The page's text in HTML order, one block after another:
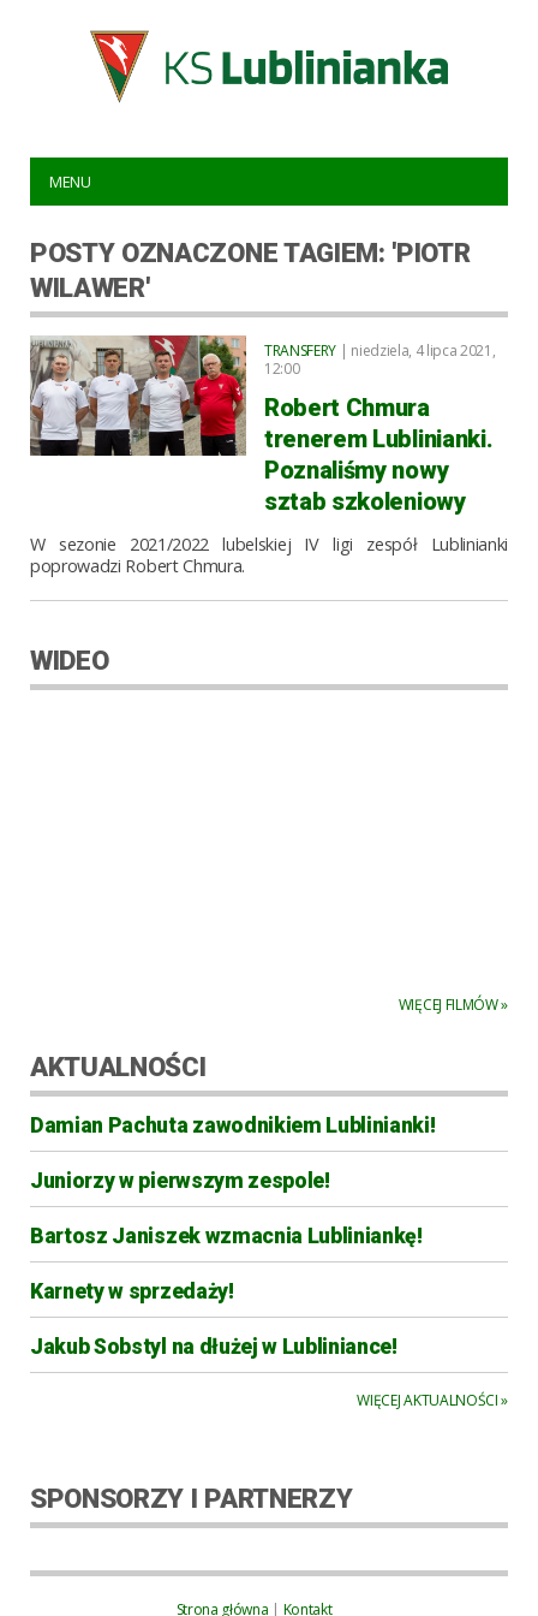
MENU
POSTY OZNACZONE TAGIEM: 'PIOTR
WILAWER'
TRANSFERY | niedziela, 4 lipca 2021,
12:00
Robert Chmura
trenerem Lublinianki.
Poznaliśmy nowy
sztab szkoleniowy
W sezonie 2021/2022 lubelskiej IV ligi zespół Lublinianki
poprowadzi Robert Chmura.
WIDEO
WIĘCEJ FILMÓW »
AKTUALNOŚCI
Damian Pachuta zawodnikiem Lublinianki!
Juniorzy w pierwszym zespole!
Bartosz Janiszek wzmacnia Lubliniankę!
Karnety w sprzedaży!
Jakub Sobstyl na dłużej w Lubliniance!
WIĘCEJ AKTUALNOŚCI »
SPONSORZY I PARTNERZY
Strona główna | Kontakt